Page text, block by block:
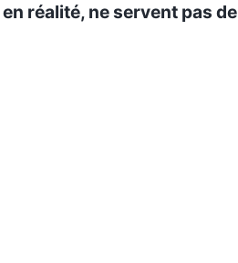
réalité, ne servent pas de